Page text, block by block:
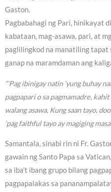
Gaston.
Pagbabahagi ng Pari, hinikayat
kabataan, mag-asawa, pari, at
paglilingkod na manatiling tapat
ganap na maramdaman ang
“‘Pag ibinigay natin ‘yung buhay
pagpapari o sa pagmamadre,
walang asawa, Kung saan tayo,
‘pag faithful tayo ay magiging
Samantala, sinabi rin ni Fr.
gawain ng Santo Papa sa
sa iba’t ibang grupo bilang
pagpapalakas sa